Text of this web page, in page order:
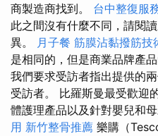
商製造商找到。 台中整復服
此之間沒有什麼不同，請閱
異。 月子餐 筋膜沾黏撥筋技
是相同的，但是商業品牌產
我們要求受訪者指出提供的
受訪者。 比羅斯曼最受歡迎
體護理產品以及針對嬰兒和
用 新竹整骨推薦 樂購（